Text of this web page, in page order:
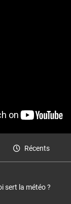
Récents
sert la météo ?